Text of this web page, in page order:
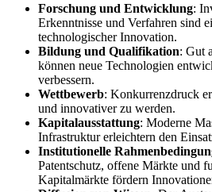
Forschung und Entwicklung:
Erkenntnisse und Verfahren sind
technologischer Innovation.
Bildung und Qualifikation: Gut
können neue Technologien
verbessern.
Wettbewerb: Konkurrenzdruck
und innovativer zu werden.
Kapitalausstattung: Moderne
Infrastruktur erleichtern den
Institutionelle
Patentschutz, offene Märkte und
Kapitalmärkte fördern